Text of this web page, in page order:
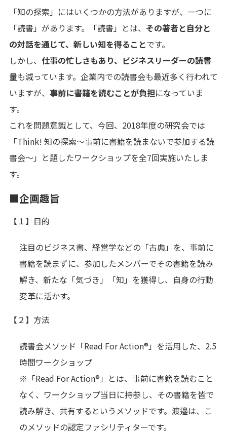
「知の探索」にはいくつかの方法がありますが、一つに
「読書」があります。「読書」とは、 その著者と自分と
の対話を通じて、新しい知を得ることです。
しかし、 仕事の忙しさもあり、ビジネスリーダーの読書
量も減っています。企業内での読書会も最近多く行われて
いますが、 事前に書籍を読むことが負担になっていま
す。
これを問題意識として、今回、2018年度の研究会では
「Think! 知の探索～事前に書籍を読まないで参加する読
書会～」と題したワークショップを全7回実施いたしま
す。
■企画趣旨
【１】目的
注目のビジネス書、経営学などの「古典」を、事前に
書籍を読まずに、参加したメンバーでその書籍を読み
解き、新たな「気づき」「知」を獲得し、自身の行動
変革に活かす。
【２】方法
読書会メソッド「Read For Action®」を活用した、2.5
時間ワークショップ
※「Read For Action®」とは、事前に書籍を読むこと
なく、ワークショップ当日に持参し、その書籍を皆で
読み解き、共有するというメソッドです。渡邉は、こ
のメソッドの認定ファシリティターです。